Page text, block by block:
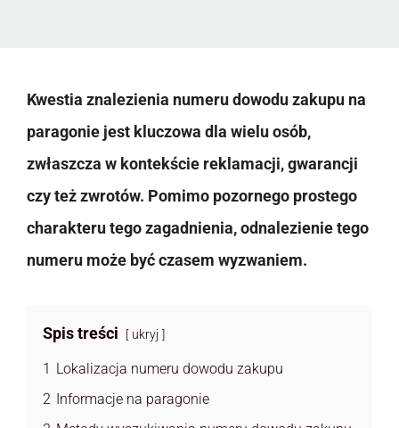
Kwestia znalezienia numeru dowodu zakupu na
paragonie jest kluczowa dla wielu osób,
zwłaszcza w kontekście reklamacji, gwarancji
czy też zwrotów. Pomimo pozornego prostego
charakteru tego zagadnienia, odnalezienie tego
numeru może być czasem wyzwaniem.
Spis treści ukryj
1
Lokalizacja numeru dowodu zakupu
2 Informacje na paragonie